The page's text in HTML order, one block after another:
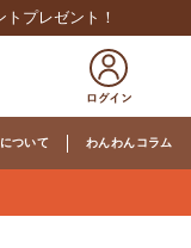
プレゼント！
ついて わんわんコラム